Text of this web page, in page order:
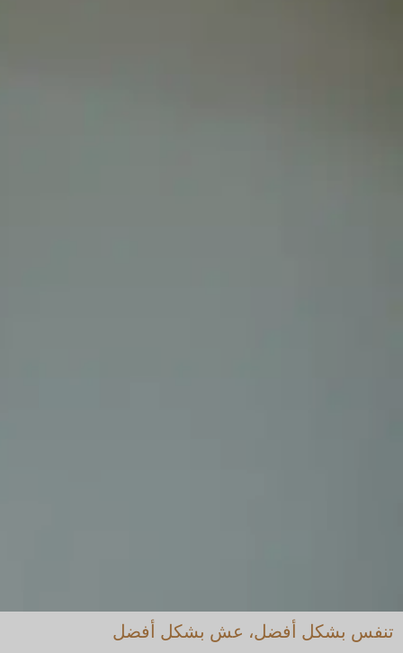
تنفس بشكل أفضل، عش بشكل أفضل